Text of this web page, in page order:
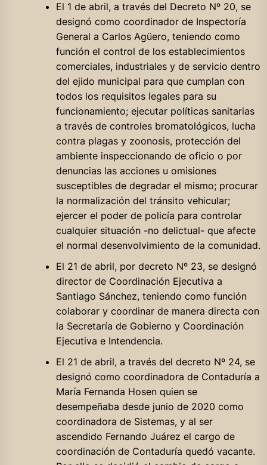
El 1 de abril, a través del Decreto Nº 20, se
designó como coordinador de Inspectoría
General a Carlos Agüero, teniendo como
función el control de los establecimientos
comerciales, industriales y de servicio dentro
del ejido municipal para que cumplan con
todos los requisitos legales para su
funcionamiento; ejecutar políticas sanitarias
a través de controles bromatológicos, lucha
contra plagas y zoonosis, protección del
ambiente inspeccionando de oficio o por
denuncias las acciones u omisiones
susceptibles de degradar el mismo; procurar
la normalización del tránsito vehicular;
ejercer el poder de policía para controlar
cualquier situación -no delictual- que afecte
el normal desenvolvimiento de la comunidad.
El 21 de abril, por decreto Nº 23, se designó
director de Coordinación Ejecutiva a
Santiago Sánchez, teniendo como función
colaborar y coordinar de manera directa con
la Secretaría de Gobierno y Coordinación
Ejecutiva e Intendencia.
El 21 de abril, a través del decreto Nº 24, se
designó como coordinadora de Contaduría a
María Fernanda Hosen quien se
desempeñaba desde junio de 2020 como
coordinadora de Sistemas, y al ser
ascendido Fernando Juárez el cargo de
coordinación de Contaduría quedó vacante.